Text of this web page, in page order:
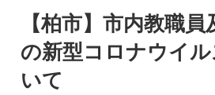
【柏市】市内教職
の新型コロナウイ
いて